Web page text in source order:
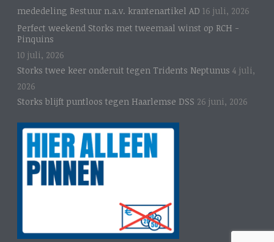
mededeling Bestuur n.a.v. krantenartikel AD 16 juli, 2026
Perfect weekend Storks met tweemaal winst op RCH -
Pinquins
10 juli, 2026
Storks twee keer onderuit tegen Tridents Neptunus 4 juli,
2026
Storks blijft puntloos tegen Haarlemse DSS 26 juni, 2026